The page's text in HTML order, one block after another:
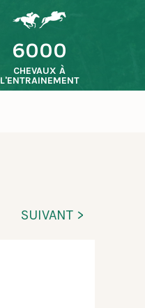
6000
CHEVAUX À
L'ENTRAINEMENT
SUIVANT >